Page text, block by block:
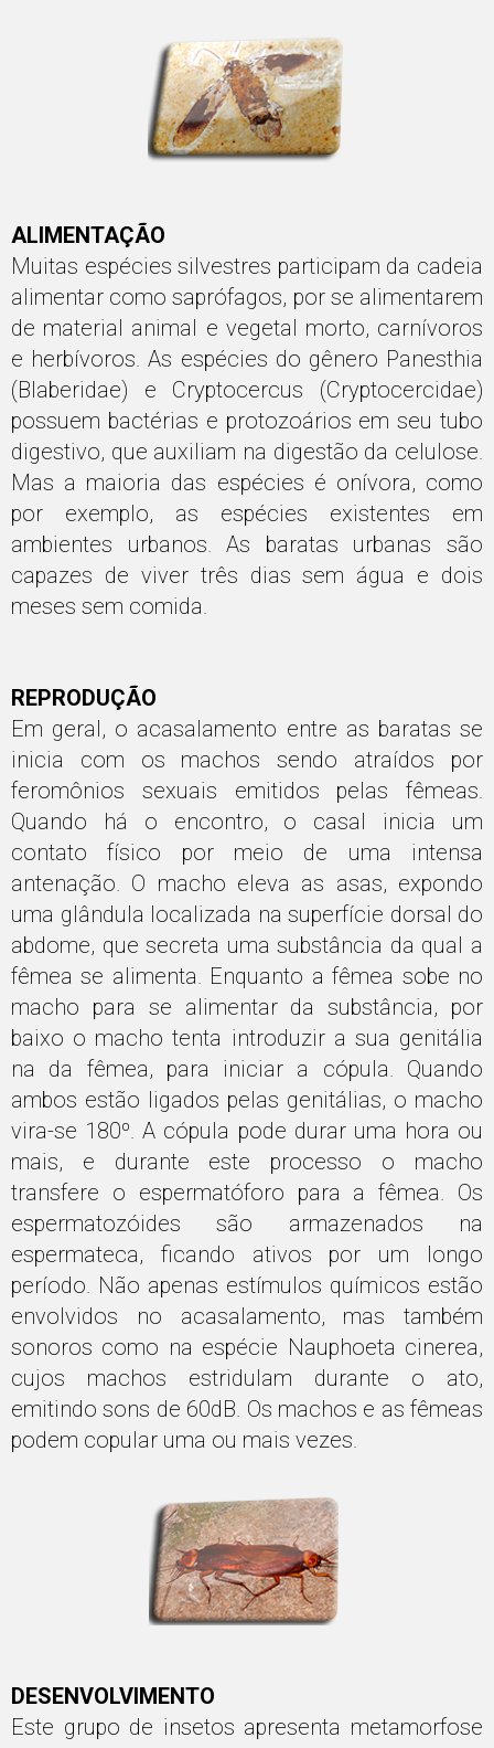
ALIMENTAÇÃO
Muitas espécies silvestres participam da cadeia
alimentar como saprófagos, por se alimentarem
de material animal e vegetal morto, carnívoros
e herbívoros. As espécies do gênero Panesthia
(Blaberidae) e Cryptocercus (Cryptocercidae)
possuem bactérias e protozoários em seu tubo
digestivo, que auxiliam na digestão da celulose.
Mas a maioria das espécies é onívora, como
por exemplo, as espécies existentes em
ambientes urbanos. As baratas urbanas são
capazes de viver três dias sem água e dois
meses sem comida.
REPRODUÇÃO
Em geral, o acasalamento entre as baratas se
inicia com os machos sendo atraídos por
feromônios sexuais emitidos pelas fêmeas.
Quando há o encontro, o casal inicia um
contato físico por meio de uma intensa
antenação. O macho eleva as asas, expondo
uma glândula localizada na superfície dorsal do
abdome, que secreta uma substância da qual a
fêmea se alimenta. Enquanto a fêmea sobe no
macho para se alimentar da substância, por
baixo o macho tenta introduzir a sua genitália
na da fêmea, para iniciar a cópula. Quando
ambos estão ligados pelas genitálias, o macho
vira-se 180º. A cópula pode durar uma hora ou
mais, e durante este processo o macho
transfere o espermatóforo para a fêmea. Os
espermatozóides são armazenados na
espermateca, ficando ativos por um longo
período. Não apenas estímulos químicos estão
envolvidos no acasalamento, mas também
sonoros como na espécie Nauphoeta cinerea,
cujos machos estridulam durante o ato,
emitindo sons de 60dB. Os machos e as fêmeas
podem copular uma ou mais vezes.
DESENVOLVIMENTO
Este grupo de insetos apresenta metamorfose